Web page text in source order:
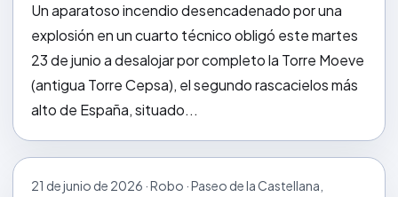
Un aparatoso incendio desencadenado por una
explosión en un cuarto técnico obligó este martes
23 de junio a desalojar por completo la Torre Moeve
(antigua Torre Cepsa), el segundo rascacielos más
alto de España, situado...
21 de junio de 2026 · Robo · Paseo de la Castellana,